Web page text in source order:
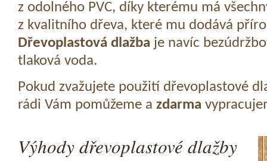
z odolného PVC, díky kterému má
z kvalitního dřeva, které mu dodává
Dřevoplastová dlažba je navíc
tlaková voda.
Pokud zvažujete použití dřevoplastové
rádi Vám pomůžeme a zdarma
Výhody dřevoplastové dlažby